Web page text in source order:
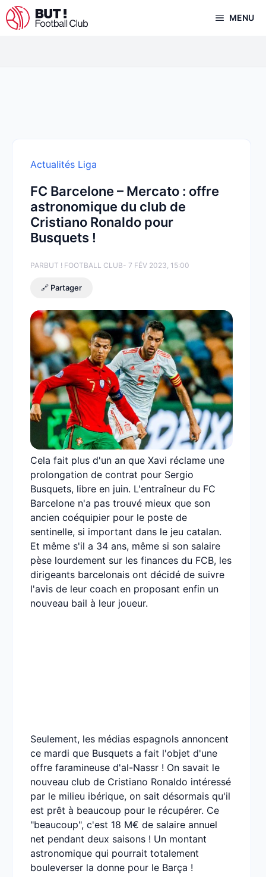
Aller
au
MENU
Actualités Liga
FC Barcelone – Mercato : offre
astronomique du club de
Cristiano Ronaldo pour
Busquets !
PARBUT ! FOOTBALL CLUB- 7 FÉV 2023, 15:00
🔗 Partager
Cela fait plus d'un an que Xavi réclame une
prolongation de contrat pour Sergio
Busquets, libre en juin. L'entraîneur du FC
Barcelone n'a pas trouvé mieux que son
ancien coéquipier pour le poste de
sentinelle, si important dans le jeu catalan.
Et même s'il a 34 ans, même si son salaire
pèse lourdement sur les finances du FCB, les
dirigeants barcelonais ont décidé de suivre
l'avis de leur coach en proposant enfin un
nouveau bail à leur joueur.
Seulement, les médias espagnols annoncent
ce mardi que Busquets a fait l'objet d'une
offre faramineuse d'al-Nassr ! On savait le
nouveau club de Cristiano Ronaldo intéressé
par le milieu ibérique, on sait désormais qu'il
est prêt à beaucoup pour le récupérer. Ce
"beaucoup", c'est 18 M€ de salaire annuel
net pendant deux saisons ! Un montant
astronomique qui pourrait totalement
bouleverser la donne pour le Barça !